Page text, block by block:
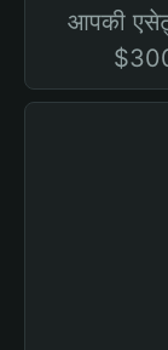
आपकी